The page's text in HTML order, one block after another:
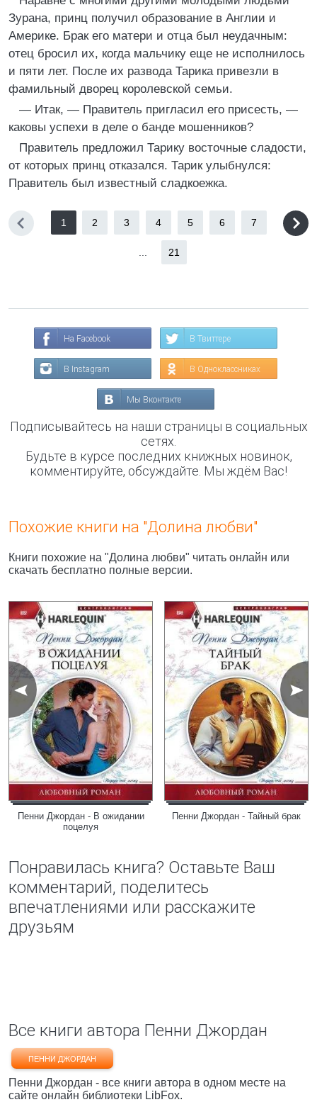
Зурана, принц получил образование в Англии и
Америке. Брак его матери и отца был неудачным:
отец бросил их, когда мальчику еще не исполнилось
и пяти лет. После их развода Тарика привезли в
фамильный дворец королевской семьи.
— Итак, — Правитель пригласил его присесть, —
каковы успехи в деле о банде мошенников?
Правитель предложил Тарику восточные сладости,
от которых принц отказался. Тарик улыбнулся:
Правитель был известный сладкоежка.
1 2 3 4 5 6 7
21
На Facebook В Твиттере
В Instagram В Одноклассниках
Мы Вконтакте
Подписывайтесь на наши страницы в социальных
сетях.
Будьте в курсе последних книжных новинок,
комментируйте, обсуждайте. Мы ждём Вас!
Похожие книги на "Долина любви"
Книги похожие на "Долина любви" читать онлайн или
скачать бесплатно полные версии.
Пенни Джордан - В ожидании
поцелуя
Пенни Джордан - Тайный брак
Понравилась книга? Оставьте Ваш
комментарий, поделитесь
впечатлениями или расскажите
друзьям
Все книги автора Пенни Джордан
ПЕННИ ДЖОРДАН
Пенни Джордан - все книги автора в одном месте на
сайте онлайн библиотеки LibFox.